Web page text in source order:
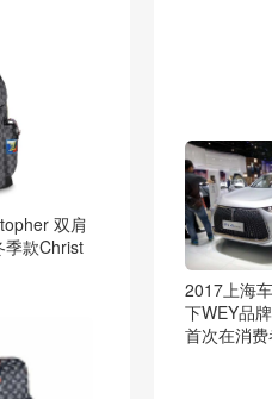
双肩
季款Christ
2017上海
下WEY品
首次在消